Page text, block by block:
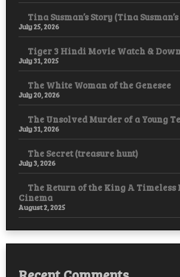
Tina Susman’s Story (Tina
July 25, 2026
Tiger 3 Hindi Movie Watch &
July 31, 2025
The White Woman of the Genesee
July 20, 2026
The Unsolved Murder of a Young
July 31, 2026
The Secret (treasure hunt)
July 3, 2026
The Return of the King A
Cinema
August 2, 2025